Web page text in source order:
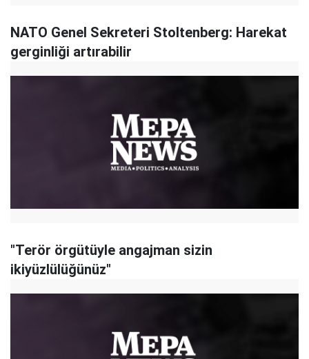
NATO Genel Sekreteri Stoltenberg: Harekat
gerginliği artırabilir
"Terör örgütüyle angajman sizin
ikiyüzlülüğünüz"